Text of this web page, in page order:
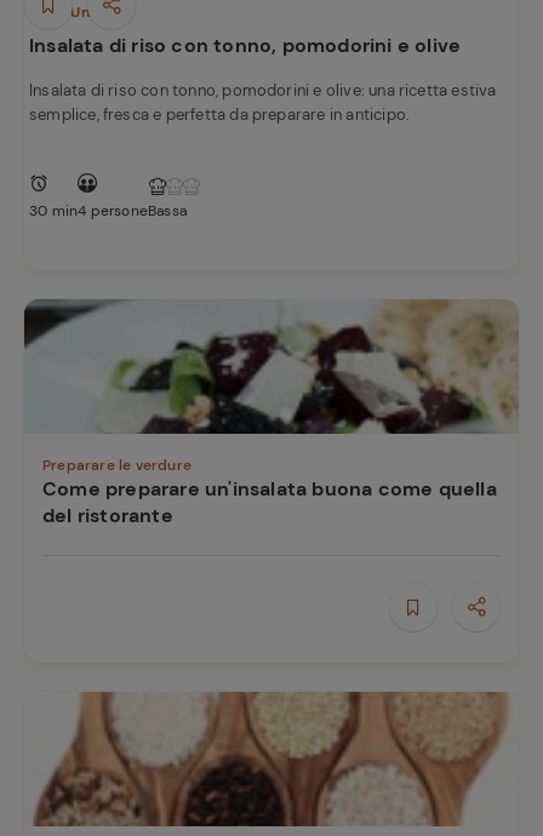
Piatti Unici
Insalata di riso con tonno, pomodorini e olive
Insalata di riso con tonno, pomodorini e olive: una ricetta estiva
semplice, fresca e perfetta da preparare in anticipo.
30 min4 personeBassa
Preparare le verdure
Come preparare un'insalata buona come quella
del ristorante